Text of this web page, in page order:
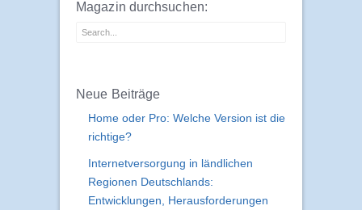
Magazin durchsuchen:
Neue Beiträge
Home oder Pro: Welche Version ist die
richtige?
Internetversorgung in ländlichen
Regionen Deutschlands:
Entwicklungen, Herausforderungen